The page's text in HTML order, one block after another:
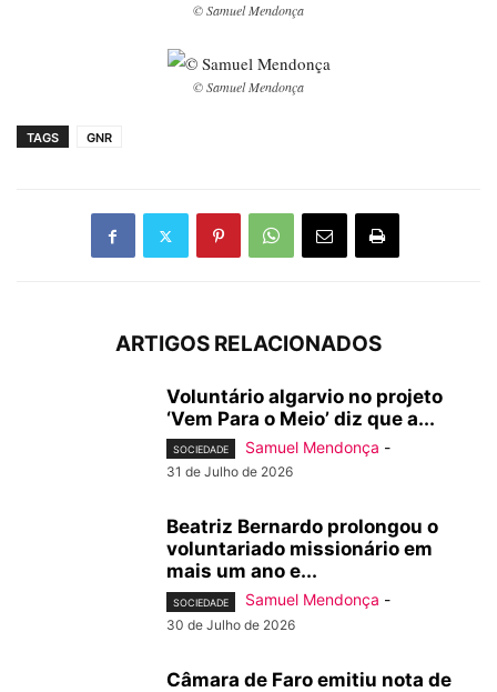
© Samuel Mendonça
© Samuel Mendonça
TAGS GNR
ARTIGOS RELACIONADOS
Voluntário algarvio no projeto
‘Vem Para o Meio’ diz que a...
SOCIEDADE Samuel Mendonça -
31 de Julho de 2026
Beatriz Bernardo prolongou o
voluntariado missionário em
mais um ano e...
SOCIEDADE Samuel Mendonça -
30 de Julho de 2026
Câmara de Faro emitiu nota de